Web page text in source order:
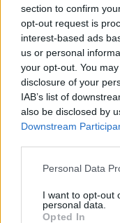
section to confirm
opt-out request is
interest-based ads
us or personal
your opt-out. You
disclosure of your
IAB’s list of
also be disclosed by
Downstream
Personal Data
I want to opt-out
personal data.
Opted In
Aiuti di Stato e
I.r.t.e.l. S.r.l.
pubblici per un
2026-01-28
Esonero dal
L. 178/
inps
2025-06-17